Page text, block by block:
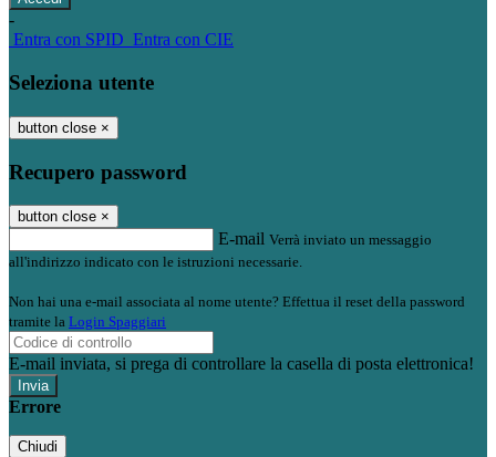
-
Entra con SPID Entra con CIE
Seleziona utente
button close ×
Recupero password
button close ×
E-mail Verrà inviato un messaggio
all'indirizzo indicato con le istruzioni necessarie.
Non hai una e-mail associata al nome utente? Effettua il reset della password
tramite la Login Spaggiari
E-mail inviata, si prega di controllare la casella di posta elettronica!
Errore
Chiudi